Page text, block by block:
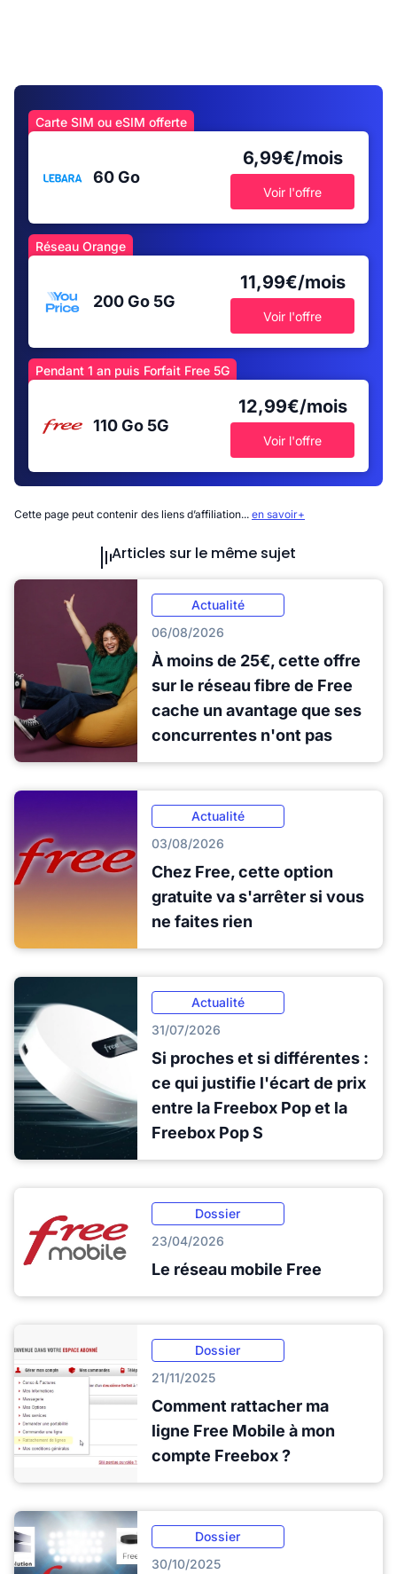
Carte SIM ou eSIM offerte
60 Go
6,99€/mois
Voir l'offre
Réseau Orange
200 Go 5G
11,99€/mois
Voir l'offre
Pendant 1 an puis Forfait Free 5G
110 Go 5G
12,99€/mois
Voir l'offre
Cette page peut contenir des liens d’affiliation... en savoir+
Articles sur le même sujet
Actualité
06/08/2026
À moins de 25€, cette offre
sur le réseau fibre de Free
cache un avantage que ses
concurrentes n'ont pas
Actualité
03/08/2026
Chez Free, cette option
gratuite va s'arrêter si vous
ne faites rien
Actualité
31/07/2026
Si proches et si différentes :
ce qui justifie l'écart de prix
entre la Freebox Pop et la
Freebox Pop S
Dossier
23/04/2026
Le réseau mobile Free
Dossier
21/11/2025
Comment rattacher ma
ligne Free Mobile à mon
compte Freebox ?
Dossier
30/10/2025